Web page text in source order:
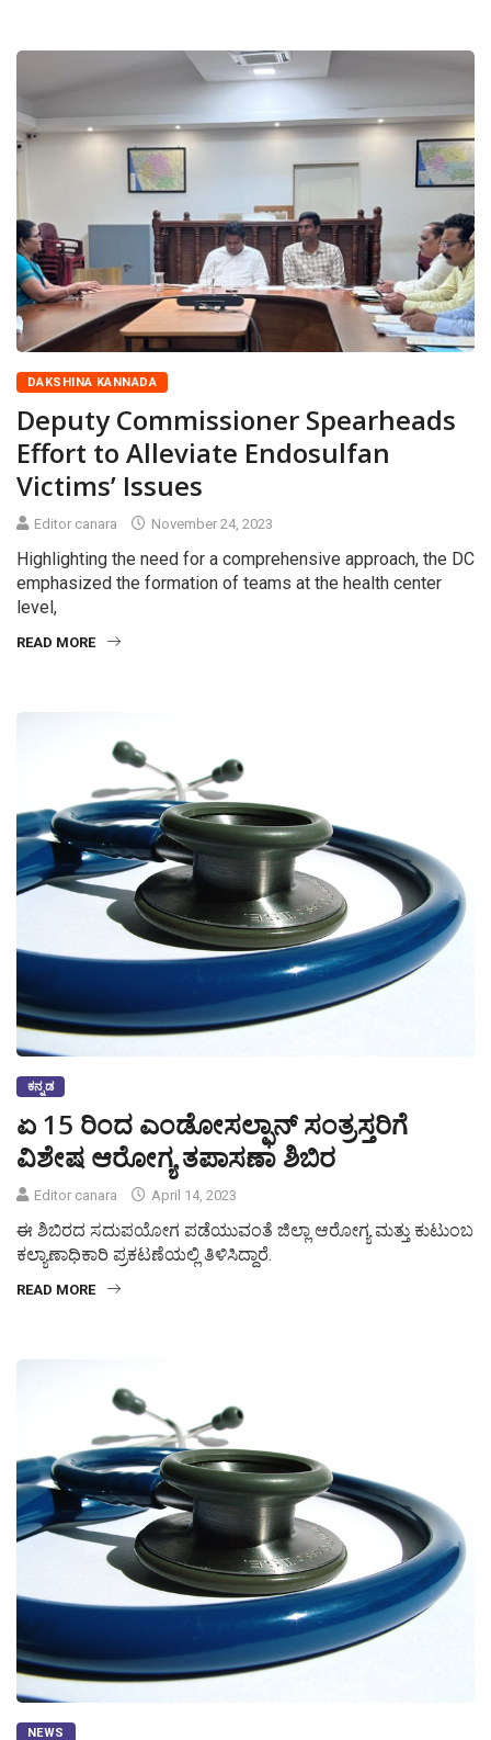
DAKSHINA KANNADA
Deputy Commissioner Spearheads
Effort to Alleviate Endosulfan
Victims’ Issues
Editor canara November 24, 2023
Highlighting the need for a comprehensive approach, the DC
emphasized the formation of teams at the health center
level,
READ MORE
ಕನ್ನಡ
ಏ 15 ರಿಂದ ಎಂಡೋಸಲ್ಫಾನ್ ಸಂತ್ರಸ್ತರಿಗೆ
ವಿಶೇಷ ಆರೋಗ್ಯ ತಪಾಸಣಾ ಶಿಬಿರ
Editor canara April 14, 2023
ಈ ಶಿಬಿರದ ಸದುಪಯೋಗ ಪಡೆಯುವಂತೆ ಜಿಲ್ಲಾ ಆರೋಗ್ಯ ಮತ್ತು ಕುಟುಂಬ
ಕಲ್ಯಾಣಾಧಿಕಾರಿ ಪ್ರಕಟಣೆಯಲ್ಲಿ ತಿಳಿಸಿದ್ದಾರೆ.
READ MORE
NEWS